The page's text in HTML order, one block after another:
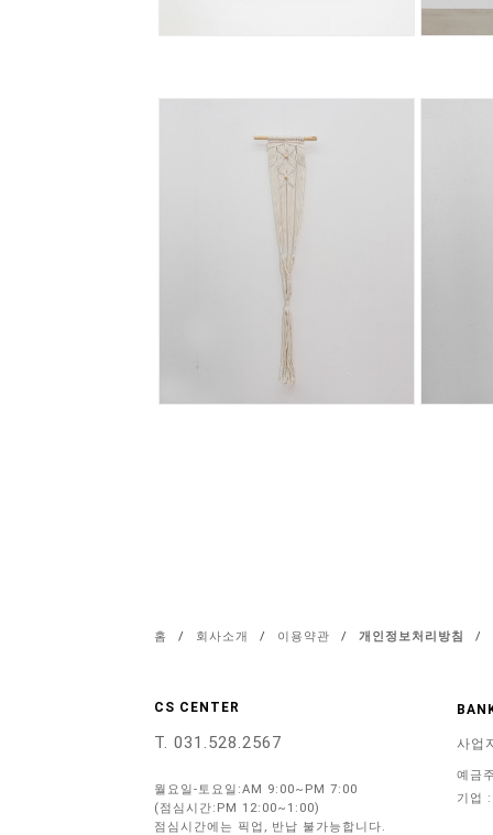
홈 / 회사소개 / 이용약관 / 개인정보처리방침 /
CS CENTER
T. 031.528.2567
월요일-토요일:AM 9:00~PM 7:00
(점심시간:PM 12:00~1:00)
점심시간에는 픽업, 반납 불가능합니다.
사업
예금
기업